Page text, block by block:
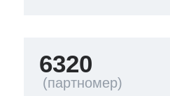
6320